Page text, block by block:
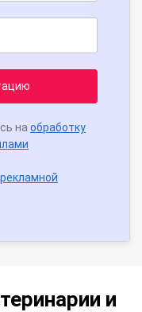
на обработку
и